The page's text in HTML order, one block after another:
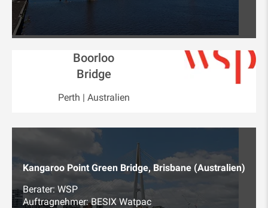
Boorloo
Bridge
Perth | Australien
Kangaroo Point Green Bridge, Brisbane (Australien)
Berater: WSP
Auftragnehmer: BESIX Watpac